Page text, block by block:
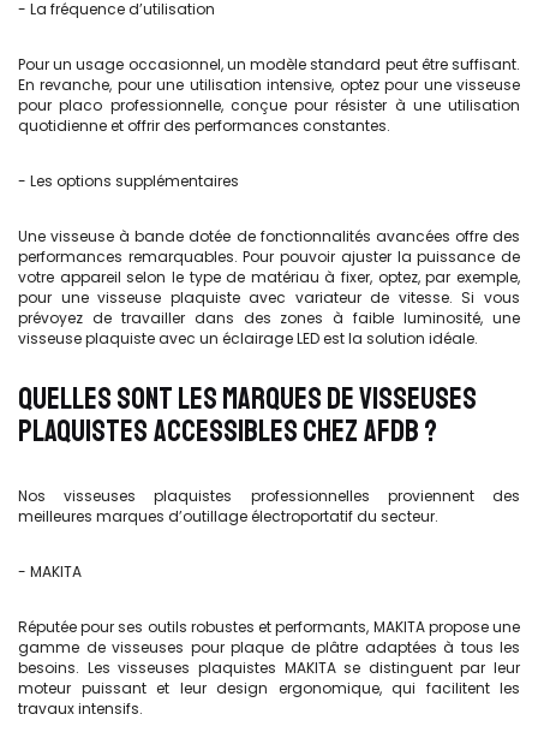
- La fréquence d’utilisation
Pour un usage occasionnel, un modèle standard peut être suffisant.
En revanche, pour une utilisation intensive, optez pour une visseuse
pour placo professionnelle, conçue pour résister à une utilisation
quotidienne et offrir des performances constantes.
- Les options supplémentaires
Une visseuse à bande dotée de fonctionnalités avancées offre des
performances remarquables. Pour pouvoir ajuster la puissance de
votre appareil selon le type de matériau à fixer, optez, par exemple,
pour une visseuse plaquiste avec variateur de vitesse. Si vous
prévoyez de travailler dans des zones à faible luminosité, une
visseuse plaquiste avec un éclairage LED est la solution idéale.
QUELLES SONT LES MARQUES DE VISSEUSES
PLAQUISTES ACCESSIBLES CHEZ AFDB ?
Nos visseuses plaquistes professionnelles proviennent des
meilleures marques d’outillage électroportatif du secteur.
- MAKITA
Réputée pour ses outils robustes et performants, MAKITA propose une
gamme de visseuses pour plaque de plâtre adaptées à tous les
besoins. Les visseuses plaquistes MAKITA se distinguent par leur
moteur puissant et leur design ergonomique, qui facilitent les
travaux intensifs.